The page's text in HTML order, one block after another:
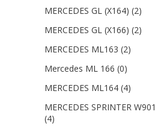
MERCEDES GL (X164) (2)
MERCEDES GL (X166) (2)
MERCEDES ML163 (2)
Mercedes ML 166 (0)
MERCEDES ML164 (4)
MERCEDES SPRINTER W901
(4)